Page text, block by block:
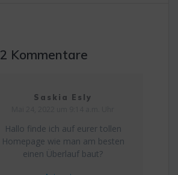
2 Kommentare
Saskia Esly
Hallo finde ich auf eurer tollen
Homepage wie man am besten
einen Überlauf baut?